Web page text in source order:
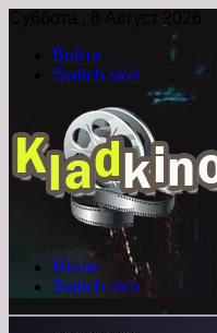
Суббота , 8 Август 2026
Войти
Switch skin
Меню
Switch skin